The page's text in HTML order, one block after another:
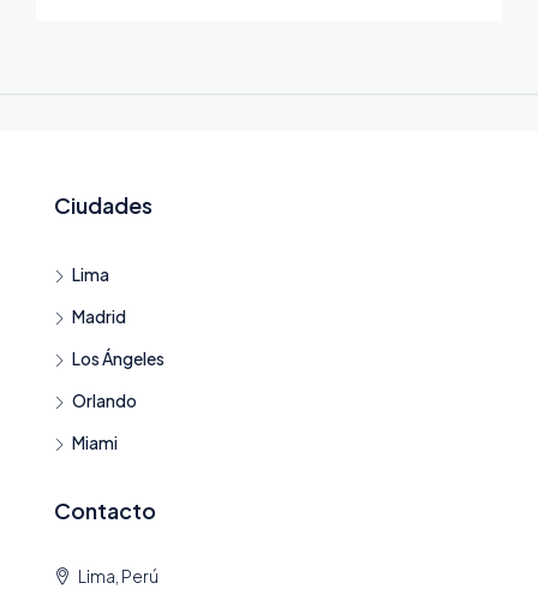
Ciudades
Lima
Madrid
Los Ángeles
Orlando
Miami
Contacto
Lima, Perú